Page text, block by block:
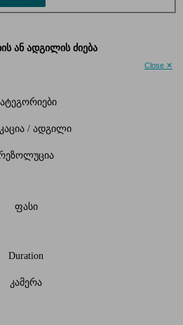
Close ✕
ან ადგილის ძიება
/ ადგილი
ფასი
Duration
კამერა